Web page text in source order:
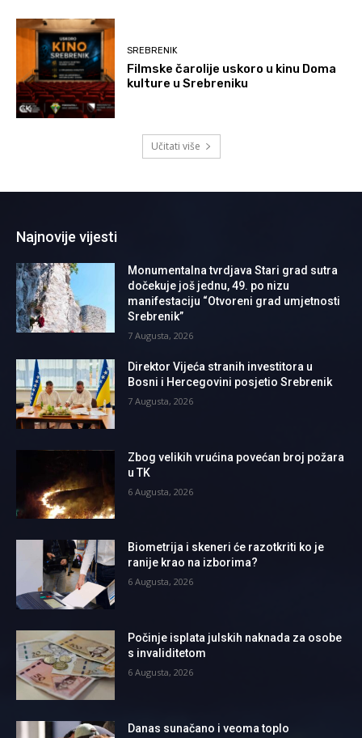
SREBRENIK
Filmske čarolije uskoro u kinu Doma
kulture u Srebreniku
Učitati više
Najnovije vijesti
Monumentalna tvrdjava Stari grad sutra
dočekuje još jednu, 49. po nizu
manifestaciju “Otvoreni grad umjetnosti
Srebrenik”
7 Augusta, 2026
Direktor Vijeća stranih investitora u
Bosni i Hercegovini posjetio Srebrenik
7 Augusta, 2026
Zbog velikih vrućina povećan broj požara
u TK
6 Augusta, 2026
Biometrija i skeneri će razotkriti ko je
ranije krao na izborima?
6 Augusta, 2026
Počinje isplata julskih naknada za osobe
s invaliditetom
6 Augusta, 2026
Danas sunačano i veoma toplo